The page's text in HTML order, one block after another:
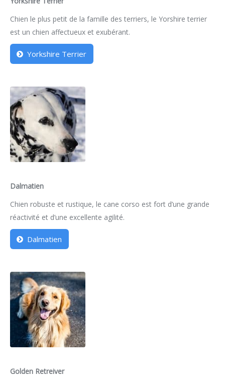
Chien le plus petit de la famille des terriers, le Yorshire terrier
est un chien affectueux et exubérant.
Yorkshire Terrier
Dalmatien
Chien robuste et rustique, le cane corso est fort d’une grande
réactivité et d’une excellente agilité.
Dalmatien
Golden Retreiver